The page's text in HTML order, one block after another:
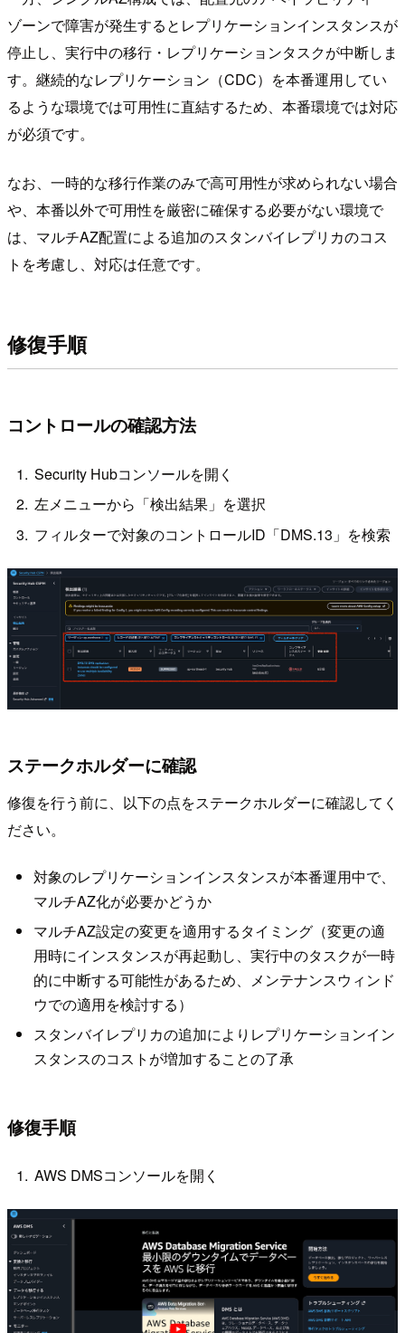
ゾーンで障害が発生するとレプリケーションインスタンスが
停止し、実行中の移行・レプリケーションタスクが中断しま
す。継続的なレプリケーション（CDC）を本番運用してい
るような環境では可用性に直結するため、本番環境では対応
が必須です。
なお、一時的な移行作業のみで高可用性が求められない場合
や、本番以外で可用性を厳密に確保する必要がない環境で
は、マルチAZ配置による追加のスタンバイレプリカのコス
トを考慮し、対応は任意です。
修復手順
コントロールの確認方法
Security Hubコンソールを開く
左メニューから「検出結果」を選択
フィルターで対象のコントロールID「DMS.13」を検索
ステークホルダーに確認
修復を行う前に、以下の点をステークホルダーに確認してく
ださい。
対象のレプリケーションインスタンスが本番運用中で、
マルチAZ化が必要かどうか
マルチAZ設定の変更を適用するタイミング（変更の適
用時にインスタンスが再起動し、実行中のタスクが一時
的に中断する可能性があるため、メンテナンスウィンド
ウでの適用を検討する）
スタンバイレプリカの追加によりレプリケーションイン
スタンスのコストが増加することの了承
修復手順
AWS DMSコンソールを開く